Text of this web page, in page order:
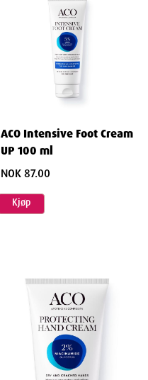
ACO Intensive Foot Cream
UP 100 ml
NOK 87.00
Kjøp